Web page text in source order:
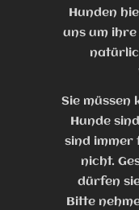
Hunden
uns um
Sie müssen
Hunde
sind immer
nicht.
dürfen
Bitte